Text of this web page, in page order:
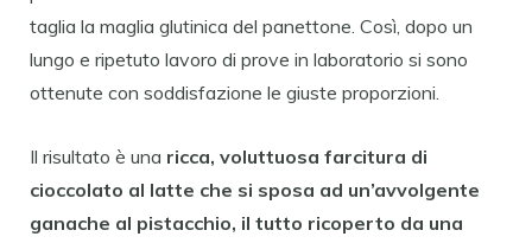
taglia la maglia glutinica del panettone. Così, dopo un
lungo e ripetuto lavoro di prove in laboratorio si sono
ottenute con soddisfazione le giuste proporzioni.
Il risultato è una ricca, voluttuosa farcitura di
cioccolato al latte che si sposa ad un’avvolgente
ganache al pistacchio, il tutto ricoperto da una